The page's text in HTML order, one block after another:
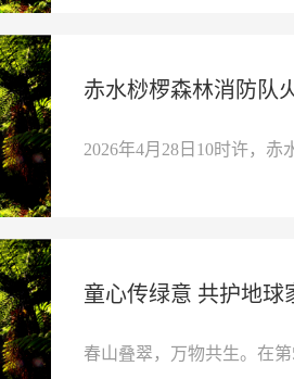
赤水桫椤森林消防队
2026年4月28日10时许，
童心传绿意 共护地
春山叠翠，万物共生。在